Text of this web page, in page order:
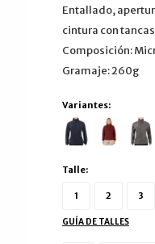
Entallado,
cintura con
Composición:
Gramaje: 260g
Variantes:
Talle:
1 2 3
GUÍA DE TALLES